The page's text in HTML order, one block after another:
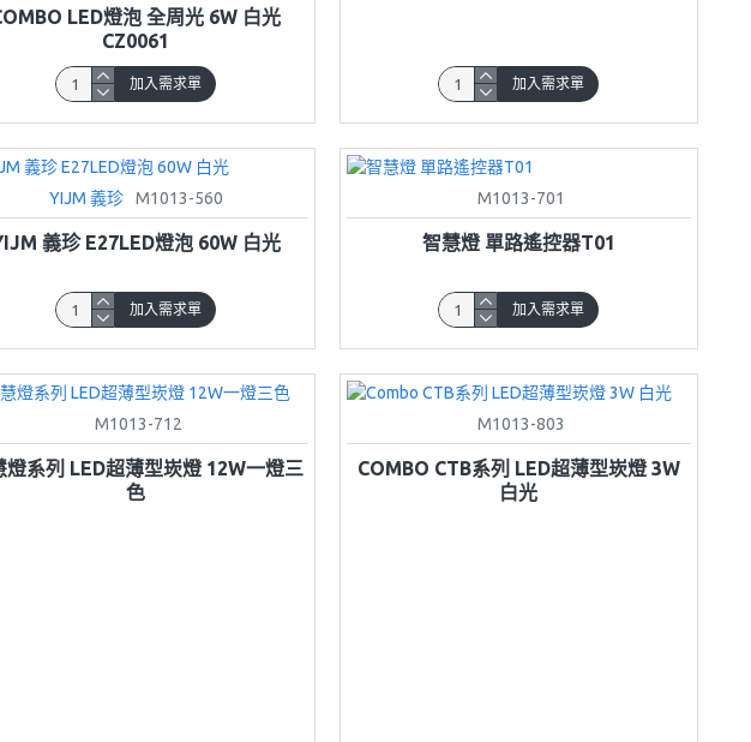
LED燈泡 全周光 6W 白光
CZ0061
加入需求單 加入需求單
YIJM 義珍 M1013-560
義珍 E27LED燈泡 60W 白光
加入需求單
M1013-701
智慧燈 單路遙控器T01
加入需求單
M1013-712
燈系列 LED超薄型崁燈 12W一燈三
色
M1013-803
COMBO CTB系列 LED超薄型崁燈 3W
白光